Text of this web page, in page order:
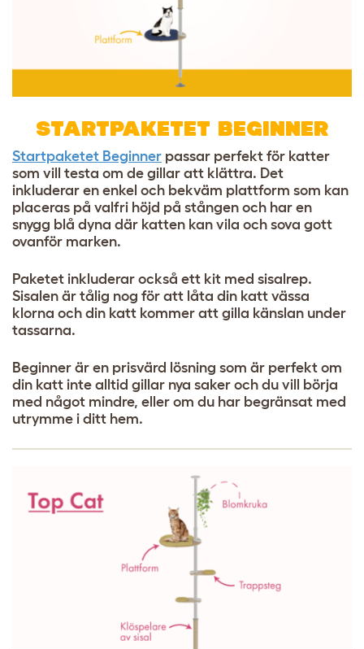
STARTPAKETET BEGINNER
Startpaketet Beginner passar perfekt för katter
som vill testa om de gillar att klättra. Det
inkluderar en enkel och bekväm plattform som kan
placeras på valfri höjd på stången och har en
snygg blå dyna där katten kan vila och sova gott
ovanför marken.
Paketet inkluderar också ett kit med sisalrep.
Sisalen är tålig nog för att låta din katt vässa
klorna och din katt kommer att gilla känslan under
tassarna.
Beginner är en prisvärd lösning som är perfekt om
din katt inte alltid gillar nya saker och du vill börja
med något mindre, eller om du har begränsat med
utrymme i ditt hem.